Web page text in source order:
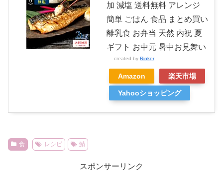
加 減塩 送料無料 アレンジ
簡単 ごはん 食品 まとめ買い
離乳食 お弁当 天然 内祝 夏
ギフト お中元 暑中お見舞い
created by Rinker
Amazon 楽天市場
Yahooショッピング
食 レシピ 鯖
スポンサーリンク